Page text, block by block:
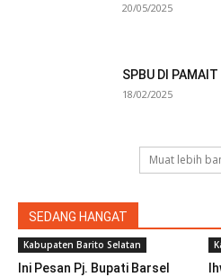
20/05/2025
SPBU DI
18/02/2025
Muat lebih
SEDANG HANGAT
Kabupaten Barito Selatan
Ini Pesan Pj. Bupati Barsel